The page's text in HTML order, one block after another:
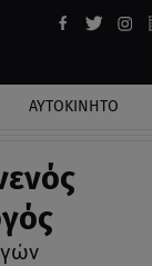
ΑΥΤΟΚΙΝΗΤΟ